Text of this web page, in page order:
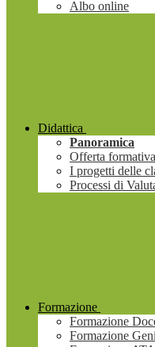
Albo online
Didattica
Panoramica
Offerta formativa
I progetti delle
Processi di
Formazione
Formazione
Formazione